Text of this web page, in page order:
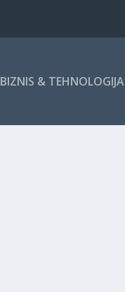
BIZNIS & TEHNOLOGIJA